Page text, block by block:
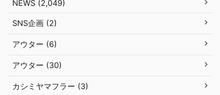
NEWS (2,049)
SNS企画 (2)
アウター (6)
アウター (30)
カシミヤマフラー (3)